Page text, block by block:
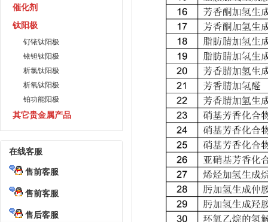
催化剂
钛阳极
钌铱钛阳极
铱钽钛阳极
析氯钛阳极
析氧钛阳极
铂功能阳极
其它贵金属产品
在线客服
售前客服
售前客服
售后客服